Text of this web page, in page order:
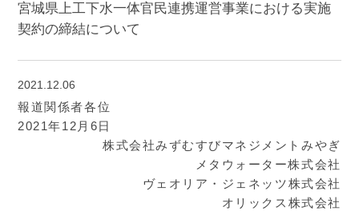
宮城県上工下水一体官民連携運営事業における実施
契約の締結について
2021.12.06
報道関係者各位
2021年12月6日
株式会社みずむすびマネジメントみやぎ
メタウォーター株式会社
ヴェオリア・ジェネッツ株式会社
オリックス株式会社